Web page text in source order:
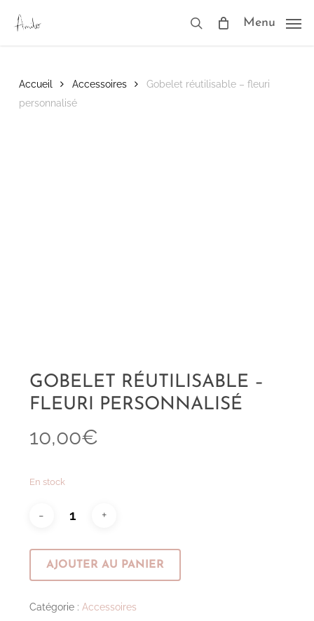
main
search
Menu
Accueil Accessoires
Gobelet réutilisable – fleuri
personnalisé
GOBELET RÉUTILISABLE –
FLEURI PERSONNALISÉ
10,00€
En stock
AJOUTER AU PANIER
Catégorie : Accessoires